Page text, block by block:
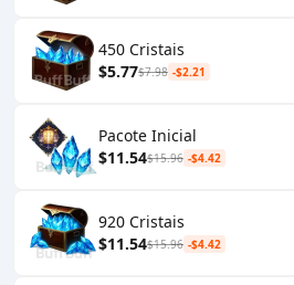
450 Cristais
$5.77$7.98 -$2.21
Pacote Inicial
$11.54$15.96 -$4.42
920 Cristais
$11.54$15.96 -$4.42